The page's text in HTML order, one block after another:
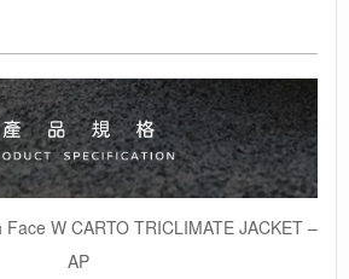
W CARTO TRICLIMATE JACKET –
AP